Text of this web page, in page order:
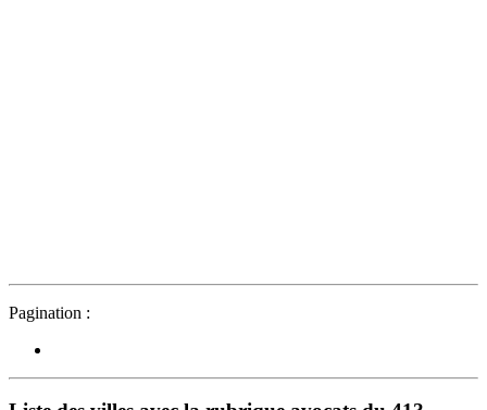
Pagination :